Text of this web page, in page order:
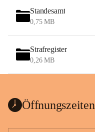
Standesamt
0,75 MB
Strafregister
0,26 MB
Öffnungszeiten